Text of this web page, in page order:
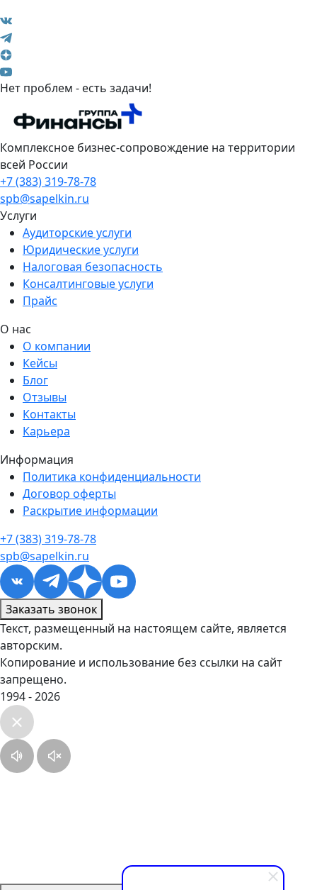
Нет проблем - есть задачи!
Комплексное бизнес-сопровождение на территории
всей России
+7 (383) 319-78-78
spb@sapelkin.ru
Услуги
Аудиторские услуги
Юридические услуги
Налоговая безопасность
Консалтинговые услуги
Прайс
О нас
О компании
Кейсы
Блог
Отзывы
Контакты
Карьера
Информация
Политика конфиденциальности
Договор оферты
Раскрытие информации
+7 (383) 319-78-78
spb@sapelkin.ru
Заказать звонок
Текст, размещенный на настоящем сайте, является
авторским.
Копирование и использование без ссылки на сайт
запрещено.
1994 - 2026